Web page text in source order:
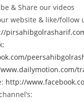
& Share our videos
website & like/follow
http://